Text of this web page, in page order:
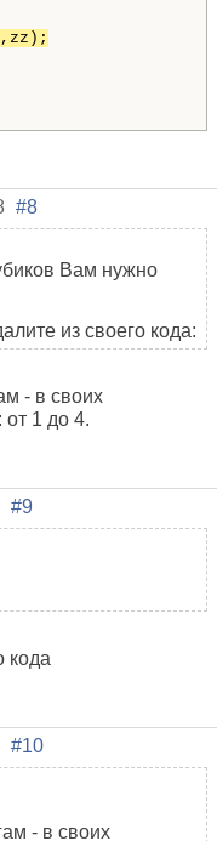
,zz);
#8
Вам нужно
из своего кода:
- в своих
1 до 4.
#9
кода
#10
- в своих